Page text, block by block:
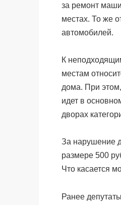
за ремонт
местах. То же
автомобилей.
К
местам
дома. При
идет в
дворах
За нарушение
размере 500
Что касается
Ранее